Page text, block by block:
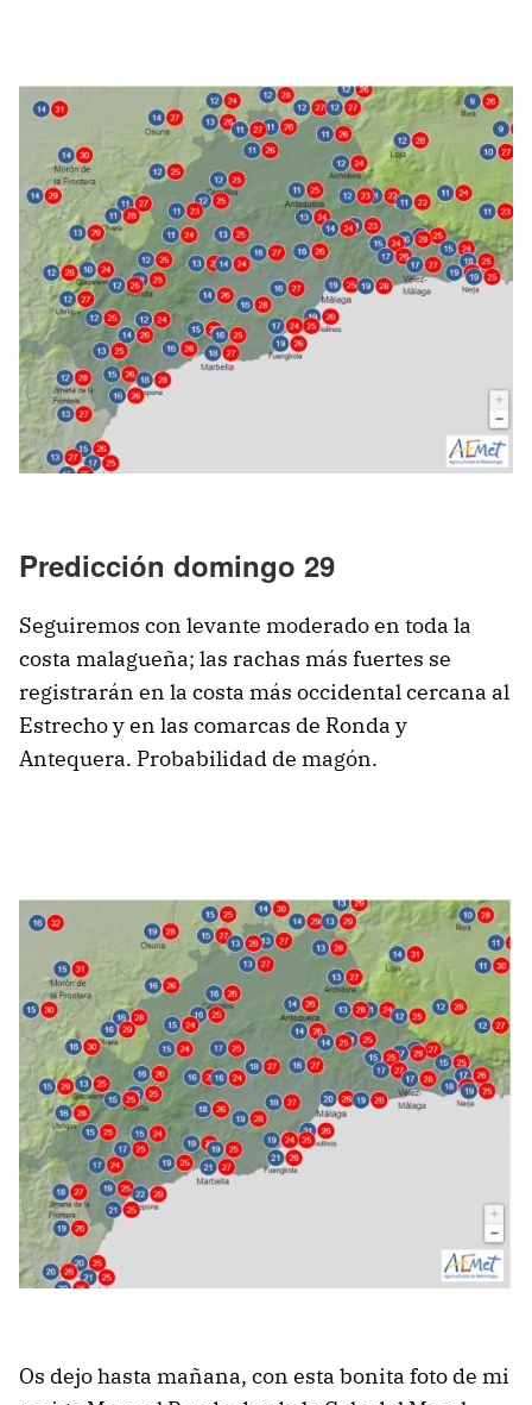
Predicción domingo 29
Seguiremos con levante moderado en toda la
costa malagueña; las rachas más fuertes se
registrarán en la costa más occidental cercana al
Estrecho y en las comarcas de Ronda y
Antequera. Probabilidad de magón.
Os dejo hasta mañana, con esta bonita foto de mi